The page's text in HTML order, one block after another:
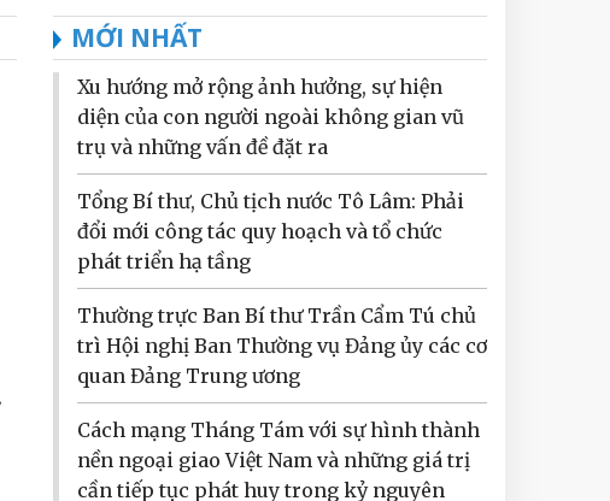
MỚI NHẤT
Xu hướng mở rộng ảnh hưởng, sự hiện
diện của con người ngoài không gian vũ
trụ và những vấn đề đặt ra
Tổng Bí thư, Chủ tịch nước Tô Lâm: Phải
đổi mới công tác quy hoạch và tổ chức
phát triển hạ tầng
Thường trực Ban Bí thư Trần Cẩm Tú chủ
trì Hội nghị Ban Thường vụ Đảng ủy các cơ
quan Đảng Trung ương
Cách mạng Tháng Tám với sự hình thành
nền ngoại giao Việt Nam và những giá trị
cần tiếp tục phát huy trong kỷ nguyên